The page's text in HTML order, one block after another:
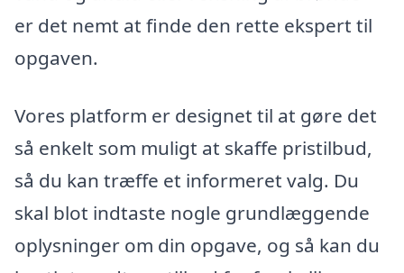
er det nemt at finde den rette ekspert til
opgaven.
Vores platform er designet til at gøre det
så enkelt som muligt at skaffe pristilbud,
så du kan træffe et informeret valg. Du
skal blot indtaste nogle grundlæggende
oplysninger om din opgave, og så kan du